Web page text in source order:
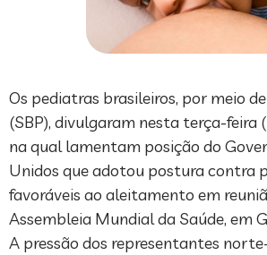
Os pediatras brasileiros, por meio
(SBP), divulgaram nesta terça-feira
na qual lamentam posição do
Unidos que adotou postura contra
favoráveis ao aleitamento em
Assembleia Mundial da Saúde, em
A pressão dos representantes